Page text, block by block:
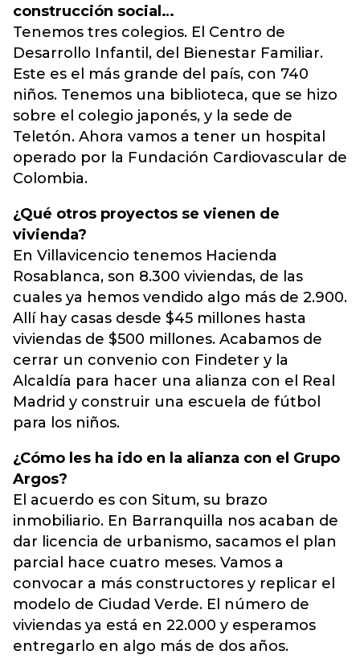
construcción social…
Tenemos tres colegios. El Centro de
Desarrollo Infantil, del Bienestar Familiar.
Este es el más grande del país, con 740
niños. Tenemos una biblioteca, que se hizo
sobre el colegio japonés, y la sede de
Teletón. Ahora vamos a tener un hospital
operado por la Fundación Cardiovascular de
Colombia.
¿Qué otros proyectos se vienen de
vivienda?
En Villavicencio tenemos Hacienda
Rosablanca, son 8.300 viviendas, de las
cuales ya hemos vendido algo más de 2.900.
Allí hay casas desde $45 millones hasta
viviendas de $500 millones. Acabamos de
cerrar un convenio con Findeter y la
Alcaldía para hacer una alianza con el Real
Madrid y construir una escuela de fútbol
para los niños.
¿Cómo les ha ido en la alianza con el Grupo
Argos?
El acuerdo es con Situm, su brazo
inmobiliario. En Barranquilla nos acaban de
dar licencia de urbanismo, sacamos el plan
parcial hace cuatro meses. Vamos a
convocar a más constructores y replicar el
modelo de Ciudad Verde. El número de
viviendas ya está en 22.000 y esperamos
entregarlo en algo más de dos años.